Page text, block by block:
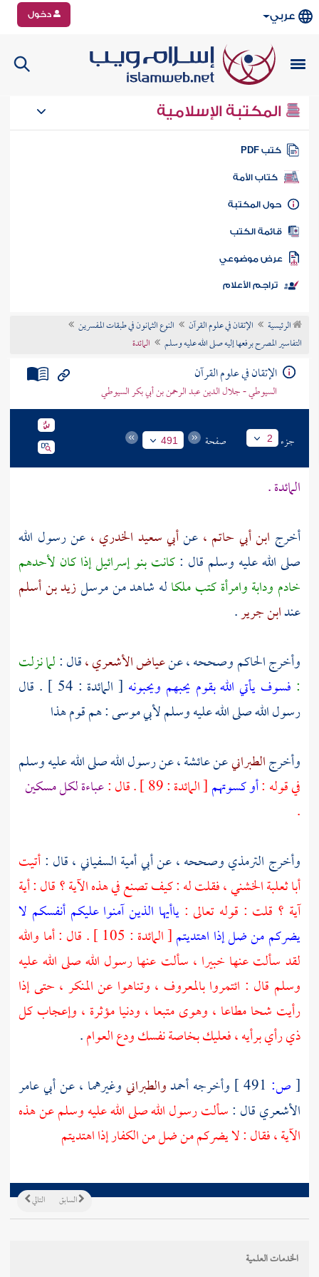
عربي دخول
المكتبة الإسلامية
كتب PDF
كتاب الأمة
المكتبة
الكتب
موضوعي
تراجم الأعلام
الرئيسية الإتقان في علوم القرآن
النوع الثمانون في طبقات المفسرين
التفاسير المصرح برفعها إليه صلى الله عليه وسلم
المائدة
الإتقان في علوم القرآن
السيوطي - جلال الدين عبد الرحمن بن أبي بكر السيوطي
جزء 2 صفحة 491
المائدة .
أخرج ابن أبي حاتم ، عنأبي سعيد الخدري ، عن رسول الله
صلى الله عليه وسلم قال :كانت بنو إسرائيل إذا كان لأحدهم
خادم ودابة وامرأة كتب ملكاله شاهد من مرسلزيد بن أسلم
عندابن جرير.
وأخرجالحاكموصححه ، عنعياض الأشعري ،قال :لما نزلت
: فسوف يأتي الله بقوم يحبهم ويحبونه
[ المائدة : 54 ] . قال
رسول الله صلى الله عليه وسلملأبي موسى: هم قوم هذا
وأخرجالطبرانيعنعائشة ،عن رسول الله صلى الله عليه وسلم
في قوله :أو كسوتهم[ المائدة : 89 ] . قال :
عباءة لكل مسكين
.
وأخرج الترمذيوصححه ، عنأبي أمية السفياني ،قال :أتيت
أبا ثعلبة الخشني ، فقلت له : كيف تصنع في هذه الآية ؟ قال : أية
آية ؟ قلت : قوله تعالى :ياأيها الذين آمنوا عليكم أنفسكم لا
يضركم من ضل إذا اهتديتم
[ المائدة : 105 ] . قال : أما والله
لقد سألت عنها خبيرا ، سألت عنها رسول الله صلى الله عليه
وسلم قال : ائتمروا بالمعروف ، وتناهوا عن المنكر ، حتى إذا
رأيت شحا مطاعا ، وهوى متبعا ، ودنيا مؤثرة ، وإعجاب كل
ذي رأي برأيه ، فعليك بخاصة نفسك ودع العوام.
[ص: وأخرجهأحمدوالطبرانيوغيرهما ، عنأبي عامر
الأشعريقال :سألت رسول الله صلى الله عليه وسلم عن هذه
الآية ، فقال : لا يضركم من ضل من الكفار إذا اهتديتم
التالي السابق
الخدمات العلمية